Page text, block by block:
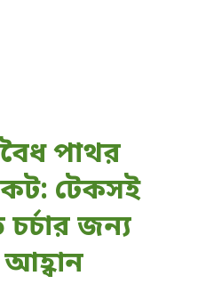
পাথর
টেকসই
জন্য
আহ্বান